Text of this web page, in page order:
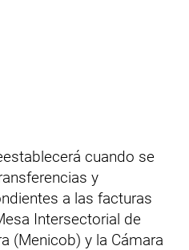
cuando se
y
a las facturas
Intersectorial de
(Menicob) y la Cámara